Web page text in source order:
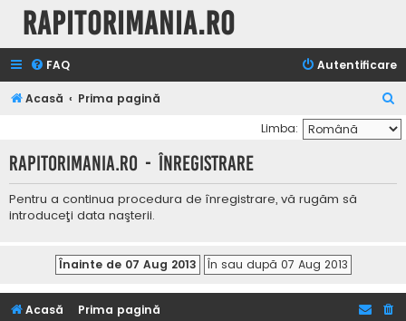
Rapitorimania.ro
FAQ Autentificare
Acasă Prima pagină
ă
u
Limba:
Rapitorimania.ro - Înregistrare
Pentru a continua procedura de înregistrare, vă rugăm să
introduceţi data naşterii.
Acasă Prima pagină